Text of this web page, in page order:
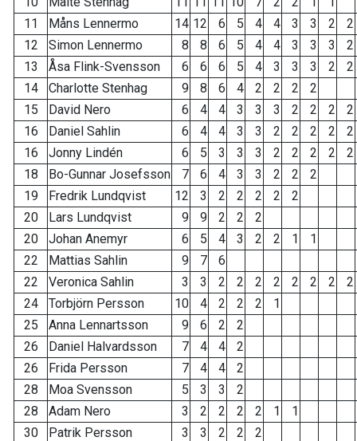
11
Måns Lennermo 14 12 6 5 4 4 3 3 2
2
12
Simon Lennermo 8 8 6 5 4 4 3 3 3
2
13
Åsa Flink-Svensson 6 6 6 5 4 3 3 3 2
2
14
Charlotte Stenhag 9 8 6 4 2 2 2
2
15
David Nero 6 4 4 3 3 3 2 2 2
2
16
Daniel Sahlin 6 4 4 3 3 2 2 2 2
2
16
Jonny Lindén 6 5 3 3 3 2 2 2 2
2
18
Bo-Gunnar Josefsson 7 6 4 3 3 2 2
2
19
Fredrik Lundqvist 12 3 2 2 2 2
2
20
Lars Lundqvist 9 9 2 2
2
20
Johan Anemyr 6 5 4 3 2 2 1
1
22
Mattias Sahlin 9 7
6
22
Veronica Sahlin 3 3 2 2 2 2 2 2 2
2
24
Torbjörn Persson 10 4 2 2 2
1
25
Anna Lennartsson 9 6 2
2
26
Daniel Halvardsson 7 4 4
2
26
Frida Persson 7 4 4
2
28
Moa Svensson 5 3 3
2
28
Adam Nero 3 2 2 2 2 1
1
30
Patrik Persson 3 3 2 2
2